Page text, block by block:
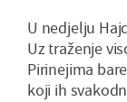
U nedjelju
Uz traženje
Pirinejima
koji ih